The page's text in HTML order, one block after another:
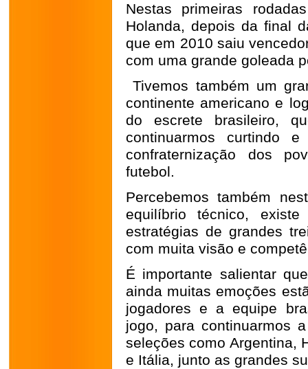
Nestas primeiras
Holanda, depois da final
que em 2010 saiu
com uma grande goleada
Tivemos também um
continente americano e
do escrete brasileiro,
continuarmos curtindo
confraternização dos
futebol.
Percebemos também
equilíbrio técnico,
estratégias de grandes
com muita visão e
É importante salientar
ainda muitas emoções
jogadores e a equipe
jogo, para continuarmos
seleções como Argentina,
e Itália, junto as grandes